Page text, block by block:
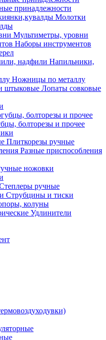
принадлежности
Молотки
Мультиметры, уровни
Наборы инструментов
Напильники,
Ножницы по металлу
Лопаты совковые
болторезы и прочее
Плиткорезы ручные
Разные приспособления
ножовки
ручные
Струбцины и тиски
колуны
Удлинители